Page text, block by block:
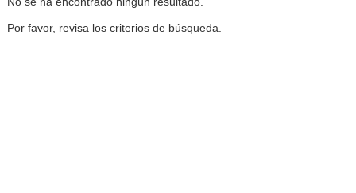
Por favor, revisa los criterios de búsqueda.